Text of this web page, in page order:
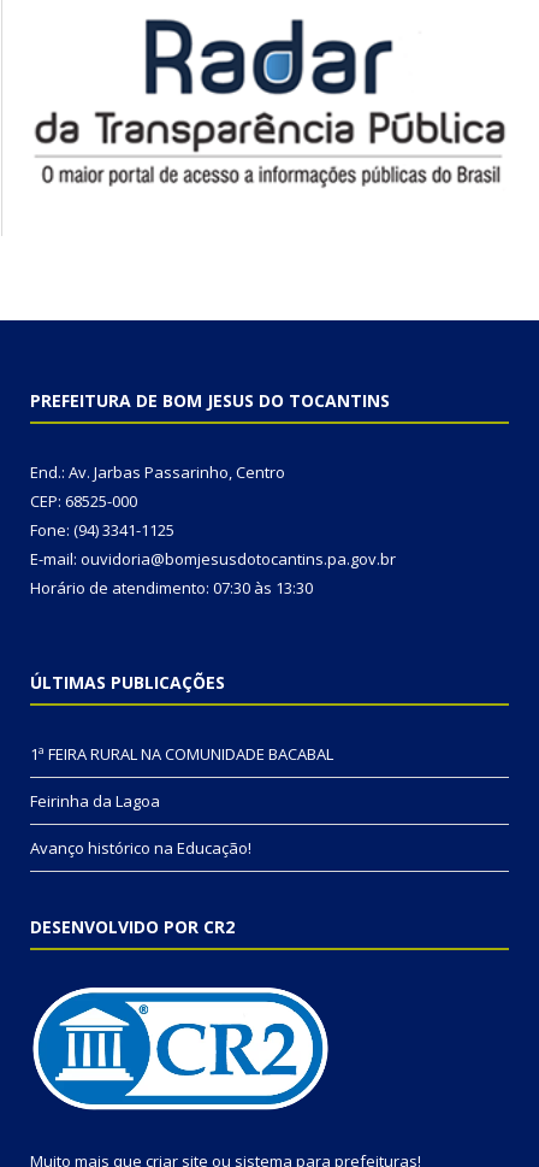
PREFEITURA DE BOM JESUS DO TOCANTINS
End.: Av. Jarbas Passarinho, Centro
CEP: 68525-000
Fone: (94) 3341-1125
E-mail: ouvidoria@bomjesusdotocantins.pa.gov.br
Horário de atendimento: 07:30 às 13:30
ÚLTIMAS PUBLICAÇÕES
1ª FEIRA RURAL NA COMUNIDADE BACABAL
Feirinha da Lagoa
Avanço histórico na Educação!
DESENVOLVIDO POR CR2
Muito mais que criar site ou sistema para prefeituras!